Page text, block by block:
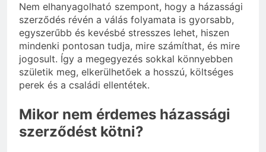
Nem elhanyagolható szempont, hogy a házassági
szerződés révén a válás folyamata is gyorsabb,
egyszerűbb és kevésbé stresszes lehet, hiszen
mindenki pontosan tudja, mire számíthat, és mire
jogosult. Így a megegyezés sokkal könnyebben
születik meg, elkerülhetőek a hosszú, költséges
perek és a családi ellentétek.
Mikor nem érdemes házassági
szerződést kötni?